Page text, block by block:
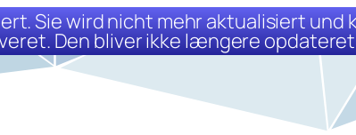
Sie wird nicht mehr aktualisiert
Den bliver ikke længere